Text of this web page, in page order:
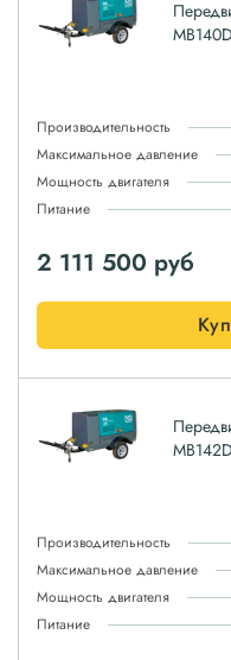
Производительность
Максимальное давление
Мощность двигателя
Питание
2 111 500 руб
Производительность
Максимальное давление
Мощность двигателя
Питание